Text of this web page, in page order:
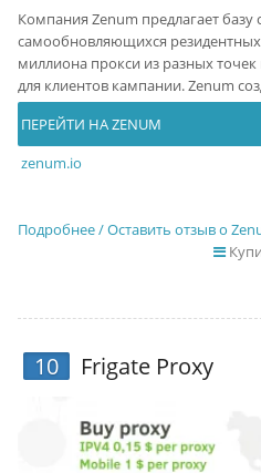
Компания Zenum предлагает базу
самообновляющихся
миллиона прокси из разных
для клиентов кампании. Zenum
ПЕРЕЙТИ НА ZENUM
zenum.io
Подробнее / Оставить отзыв о
10 Frigate Proxy